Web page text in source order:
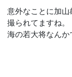
意外なことに加
撮られてますね。
海の若大将なんか